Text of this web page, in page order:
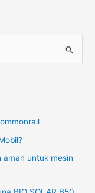
aman untuk mesin